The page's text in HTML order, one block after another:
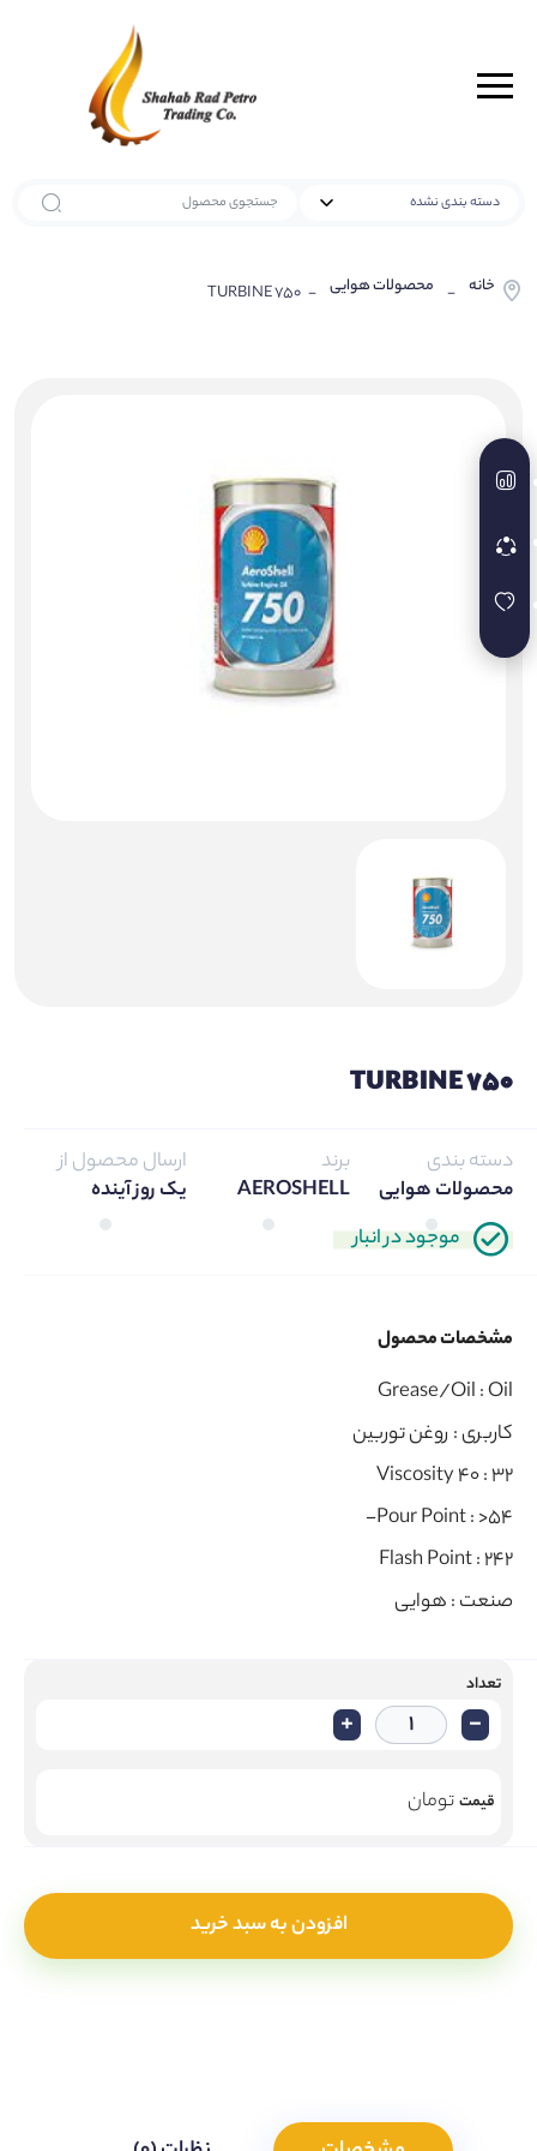
خانه - محصولات هوایی - TURBINE 750
TURBINE 750
موجود در انبار
دسته بندی
محصولات هوایی
برند
AEROSHELL
ارسال محصول از
یک روز آینده
مشخصات محصول
Grease/Oil :Oil
کاربری : روغن توربین
Viscosity 40 :32
Pour Point :>54-
Flash Point :242
صنعت :هوایی
تعداد
-
+
قیمتتومان
افزودن به سبد خرید